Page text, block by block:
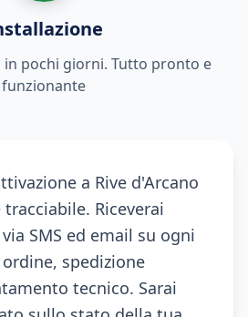
in pochi giorni. Tutto pronto e
funzionante
a Rive d'Arcano
Riceverai
SMS ed email su ogni
spedizione
tecnico. Sarai